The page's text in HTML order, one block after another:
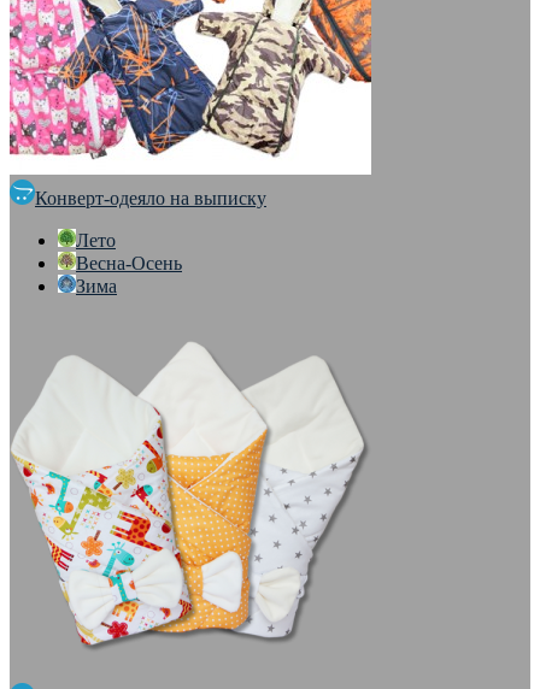
Конверт-одеяло на выписку
Лето
Весна-Осень
Зима